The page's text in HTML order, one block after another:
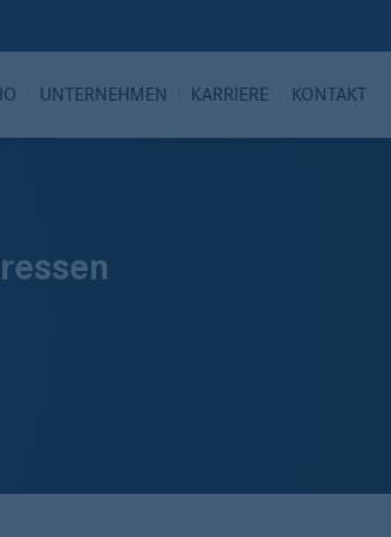
UNTERNEHMEN KARRIERE KONTAKT